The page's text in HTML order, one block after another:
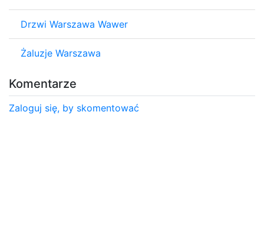
Drzwi Warszawa Wawer
Żaluzje Warszawa
Komentarze
Zaloguj się, by skomentować